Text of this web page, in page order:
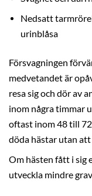
Nedsatt
urinblåsa
Försvagningen
medvetandet är
resa sig och dör av
inom några timmar
oftast inom 48 till
döda hästar utan
Om hästen fått i sig
utveckla mindre